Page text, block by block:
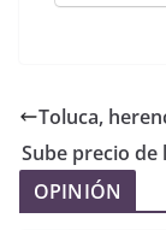
Toluca,
Sube precio de
OPINIÓN